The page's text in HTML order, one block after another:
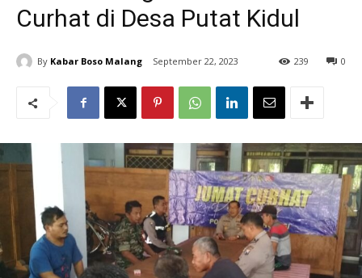
Curhat di Desa Putat Kidul
By Kabar Boso Malang September 22, 2023 0
239